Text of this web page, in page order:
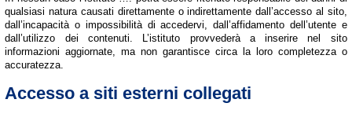
qualsiasi natura causati direttamente o indirettamente dall’accesso al sito,
dall’incapacità o impossibilità di accedervi, dall’affidamento dell’utente e
dall’utilizzo dei contenuti. L’istituto provvederà a inserire nel sito
informazioni aggiornate, ma non garantisce circa la loro completezza o
accuratezza.
Accesso a siti esterni collegati